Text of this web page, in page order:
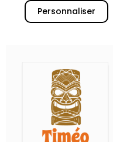
Personnaliser